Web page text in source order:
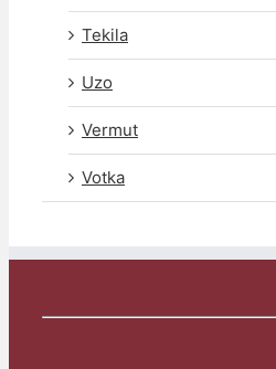
Tekila
Uzo
Vermut
Votka